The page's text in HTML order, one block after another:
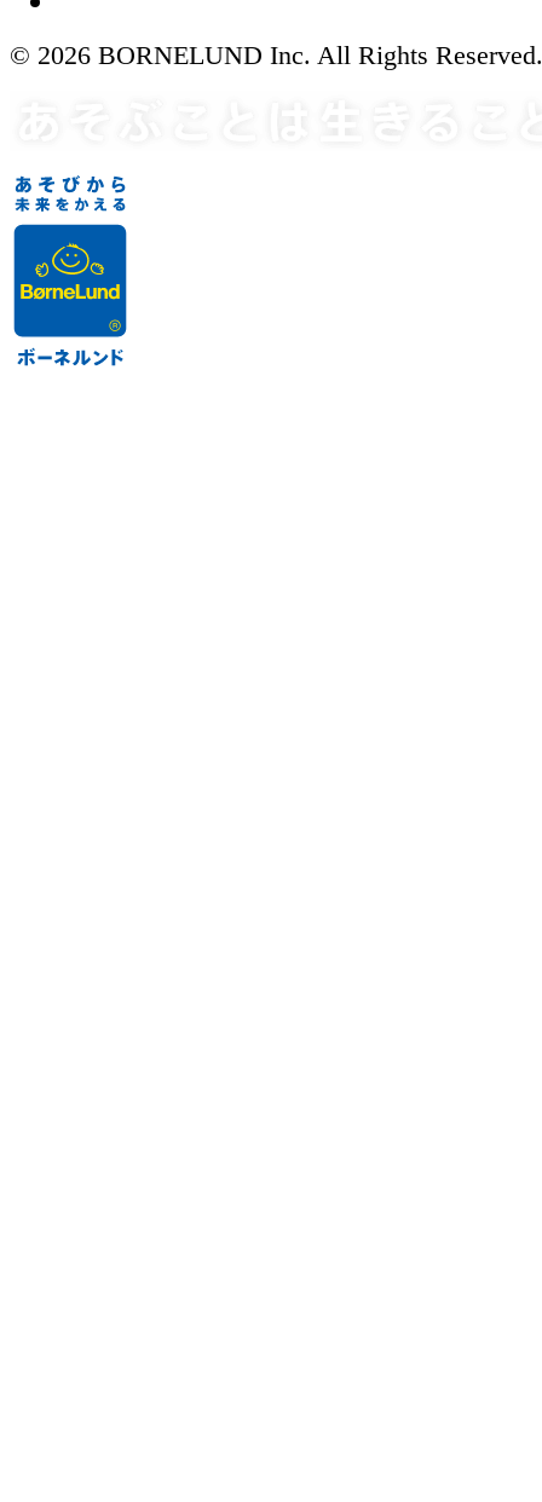
© 2026 BORNELUND Inc. All Rights Reserved.